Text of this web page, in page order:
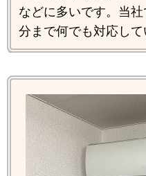
などに多いです。当
分まで何でも対応して